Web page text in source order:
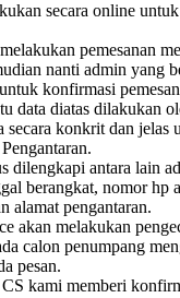
secara online
pemesanan
nanti admin yang
konfirmasi
data diatas dilakukan
secara konkrit dan jelas
dilengkapi antara lain
berangkat, nomor hp
alamat pengantaran.
akan melakukan
calon penumpang
pesan.
kami memberi